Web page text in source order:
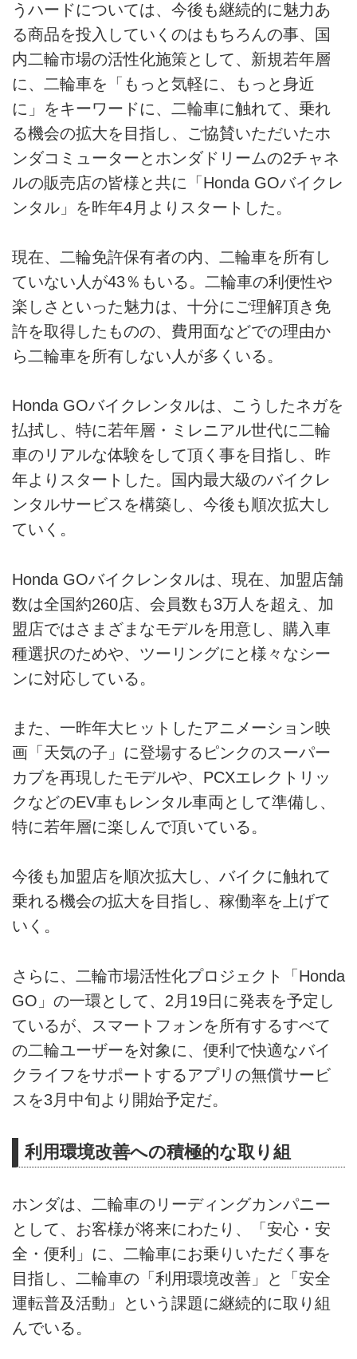
うハードについては、今後も継続的に魅力あ
る商品を投入していくのはもちろんの事、国
内二輪市場の活性化施策として、新規若年層
に、二輪車を「もっと気軽に、もっと身近
に」をキーワードに、二輪車に触れて、乗れ
る機会の拡大を目指し、ご協賛いただいたホ
ンダコミューターとホンダドリームの2チャネ
ルの販売店の皆様と共に「Honda GOバイクレ
ンタル」を昨年4月よりスタートした。
現在、二輪免許保有者の内、二輪車を所有し
ていない人が43％もいる。二輪車の利便性や
楽しさといった魅力は、十分にご理解頂き免
許を取得したものの、費用面などでの理由か
ら二輪車を所有しない人が多くいる。
Honda GOバイクレンタルは、こうしたネガを
払拭し、特に若年層・ミレニアル世代に二輪
車のリアルな体験をして頂く事を目指し、昨
年よりスタートした。国内最大級のバイクレ
ンタルサービスを構築し、今後も順次拡大し
ていく。
Honda GOバイクレンタルは、現在、加盟店舗
数は全国約260店、会員数も3万人を超え、加
盟店ではさまざまなモデルを用意し、購入車
種選択のためや、ツーリングにと様々なシー
ンに対応している。
また、一昨年大ヒットしたアニメーション映
画「天気の子」に登場するピンクのスーパー
カブを再現したモデルや、PCXエレクトリッ
クなどのEV車もレンタル車両として準備し、
特に若年層に楽しんで頂いている。
今後も加盟店を順次拡大し、バイクに触れて
乗れる機会の拡大を目指し、稼働率を上げて
いく。
さらに、二輪市場活性化プロジェクト「Honda
GO」の一環として、2月19日に発表を予定し
ているが、スマートフォンを所有するすべて
の二輪ユーザーを対象に、便利で快適なバイ
クライフをサポートするアプリの無償サービ
スを3月中旬より開始予定だ。
利用環境改善への積極的な取り組
ホンダは、二輪車のリーディングカンパニー
として、お客様が将来にわたり、「安心・安
全・便利」に、二輪車にお乗りいただく事を
目指し、二輪車の「利用環境改善」と「安全
運転普及活動」という課題に継続的に取り組
んでいる。